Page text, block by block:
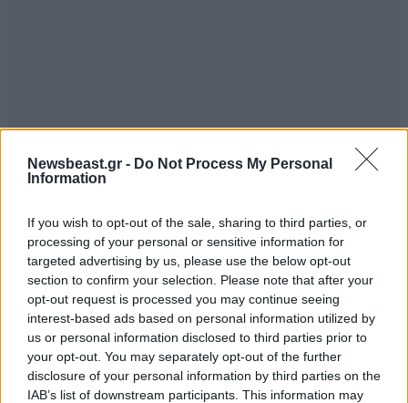
Newsbeast.gr - Do Not Process My Personal
Information
If you wish to opt-out of the sale, sharing to third parties, or
processing of your personal or sensitive information for
targeted advertising by us, please use the below opt-out
section to confirm your selection. Please note that after your
opt-out request is processed you may continue seeing
interest-based ads based on personal information utilized by
us or personal information disclosed to third parties prior to
your opt-out. You may separately opt-out of the further
disclosure of your personal information by third parties on the
IAB’s list of downstream participants. This information may
V4Vendetta 11·10·2011 17:08
Αυτός είναι ο δίκαιος κόσμος μας...όπως προσπαθούν
να μας πείσουν...Κάποτε καταλήστεψαν την Αφρική σε
αγαθά και σε ανθρώπους (δούλοι) και τώρα την έχουν
αφήσει στο έλεος της...Αναλφαβητισμός,ασθένειες
και άλλα πολλά...Αυτοί είναι...Ισότητα σε όλους και για